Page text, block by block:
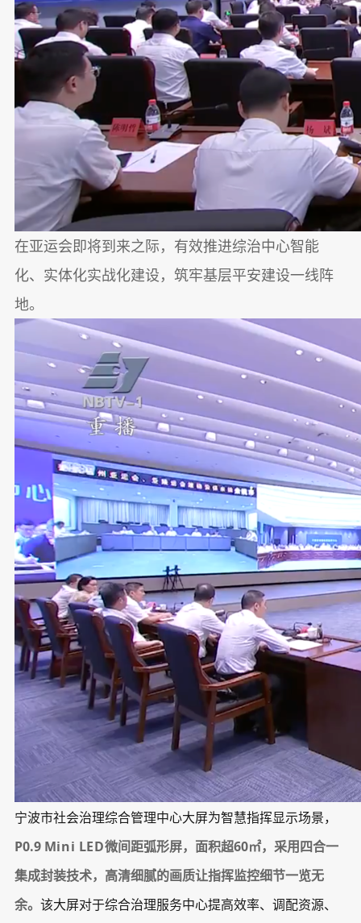
在亚运会即将到来之际，有效推进综治中心智能
化、实体化实战化建设，筑牢基层平安建设一线阵
地。
宁波市社会治理综合管理中心大屏为智慧指挥显示场景，
P0.9 Mini LED微间距弧形屏，面积超60㎡，采用四合一
集成封装技术，高清细腻的画质让指挥监控细节一览无
余。 该大屏对于综合治理服务中心提高效率、调配资源、